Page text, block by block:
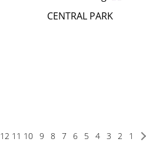
CENTRAL PARK
1
2
3
4
5
6
7
8
9
10
11
12